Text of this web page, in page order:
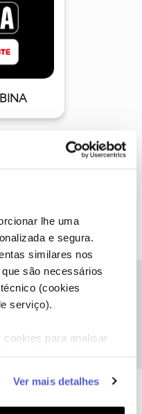
lhe uma
e segura.
similares nos
são necessários
(cookies
serviço).
para analisar
e
aos seus interesses
Ver mais detalhes
julho